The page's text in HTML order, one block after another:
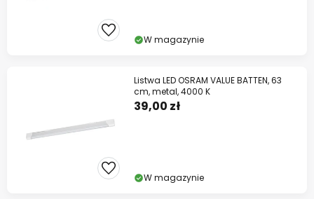
W magazynie
Listwa LED OSRAM VALUE BATTEN, 63
cm, metal, 4000 K
39,00 zł
W magazynie